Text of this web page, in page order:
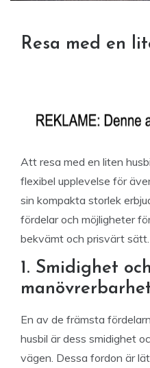
Resa med en
Att resa med en liten
flexibel upplevelse för
sin kompakta storlek
fördelar och möjligheter
bekvämt och prisvärt sätt.
1. Smidighet och
En av de främsta
husbil är dess smidighet
vägen. Dessa fordon är